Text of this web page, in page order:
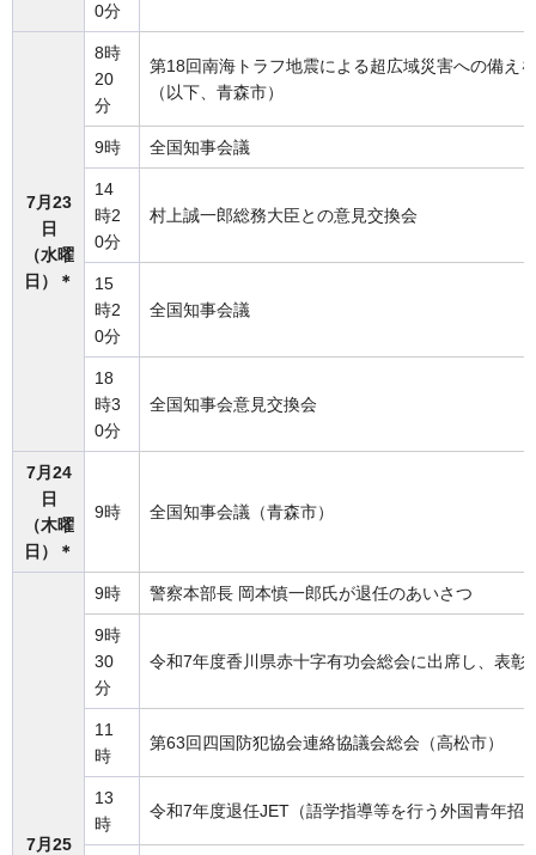
0分
7月23
日
（水曜
日）＊
8時
20
分
第18回南海トラフ地震による超広域災害への備え
（以下、青森市）
9時 全国知事会議
14
時2
0分
村上誠一郎総務大臣との意見交換会
15
時2
0分
全国知事会議
18
時3
0分
全国知事会意見交換会
7月24
日
（木曜
日）＊
9時 全国知事会議（青森市）
7月25
9時 警察本部長 岡本慎一郎氏が退任のあいさつ
9時
30
分
令和7年度香川県赤十字有功会総会に出席し、表彰
11
時
第63回四国防犯協会連絡協議会総会（高松市）
13
時
令和7年度退任JET（語学指導等を行う外国青年招